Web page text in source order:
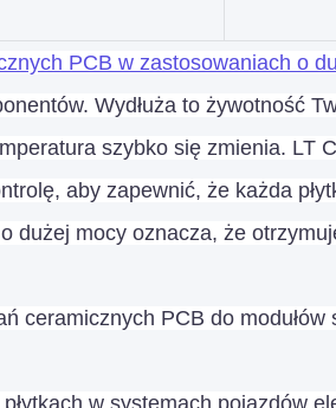
PCB w zastosowaniach o
Wydłuża to żywotność
szybko się zmienia. LT
aby zapewnić, że każda
dużej mocy oznacza, że
ceramicznych PCB do